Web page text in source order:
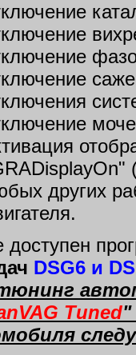
других
доступен
DSG6 и
Tuned"